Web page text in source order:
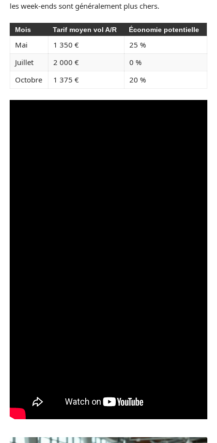
les week-ends sont généralement plus chers.
Mois Tarif moyen vol A/R Économie potentielle
Mai 1 350 €
25 %
Juillet
2 000 €
0 %
Octobre
1 375 € 20 %